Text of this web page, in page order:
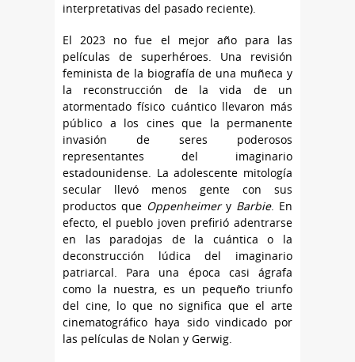
interpretativas del pasado reciente).
El 2023 no fue el mejor año para las
películas de superhéroes. Una revisión
feminista de la biografía de una muñeca y
la reconstrucción de la vida de un
atormentado físico cuántico llevaron más
público a los cines que la permanente
invasión de seres poderosos
representantes del imaginario
estadounidense. La adolescente mitología
secular llevó menos gente con sus
productos que Oppenheimer y Barbie. En
efecto, el pueblo joven prefirió adentrarse
en las paradojas de la cuántica o la
deconstrucción lúdica del imaginario
patriarcal. Para una época casi ágrafa
como la nuestra, es un pequeño triunfo
del cine, lo que no significa que el arte
cinematográfico haya sido vindicado por
las películas de Nolan y Gerwig.